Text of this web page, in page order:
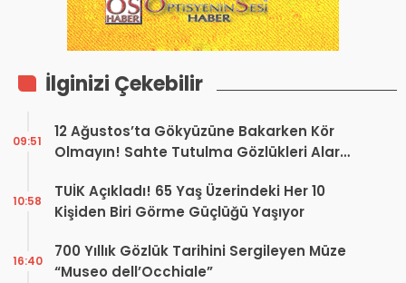
İlginizi Çekebilir
12 Ağustos’ta Gökyüzüne Bakarken Kör
Olmayın! Sahte Tutulma Gözlükleri Alarm
09:51
TUİK Açıkladı! 65 Yaş Üzerindeki Her 10
Kişiden Biri Görme Güçlüğü Yaşıyor
10:58
700 Yıllık Gözlük Tarihini Sergileyen Müze
“Museo dell’Occhiale”
16:40